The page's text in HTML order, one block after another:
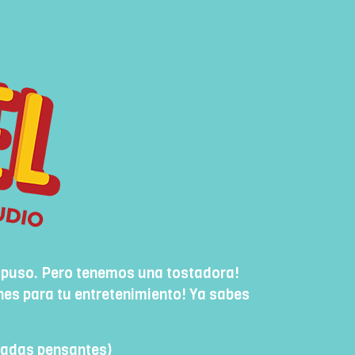
Pero tenemos una tostadora!
para tu entretenimiento! Ya sabes
pensantes)